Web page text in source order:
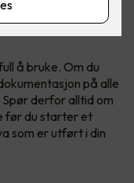
på små prosjekter
både bedriften og
å bruke. Om du
på alle
derfor alltid om
før du starter et
som er utført i din